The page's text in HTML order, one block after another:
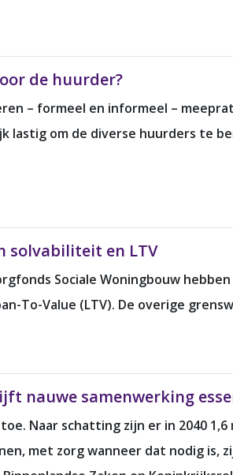
de huurder?
– formeel en informeel –
lastig om de diverse huurders te
solvabiliteit en LTV
Sociale Woningbouw
To-Value (LTV). De overige
nauwe samenwerking
Naar schatting zijn er in 2040
met zorg wanneer dat nodig is,